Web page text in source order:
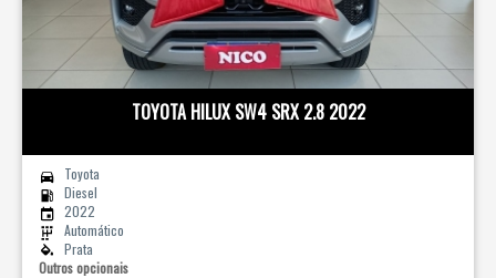
TOYOTA HILUX SW4 SRX 2.8 2022
Toyota
Diesel
2022
Automático
Prata
Outros opcionais